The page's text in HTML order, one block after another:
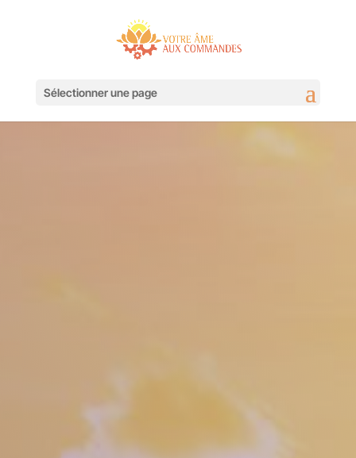
Sélectionner une page